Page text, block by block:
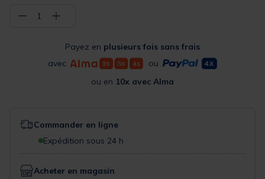
− 1 +
Payez en plusieurs fois sans frais
avec
ou
ou en 10x avec Alma
Commander en ligne
Expédition sous 24 h
Acheter en magasin